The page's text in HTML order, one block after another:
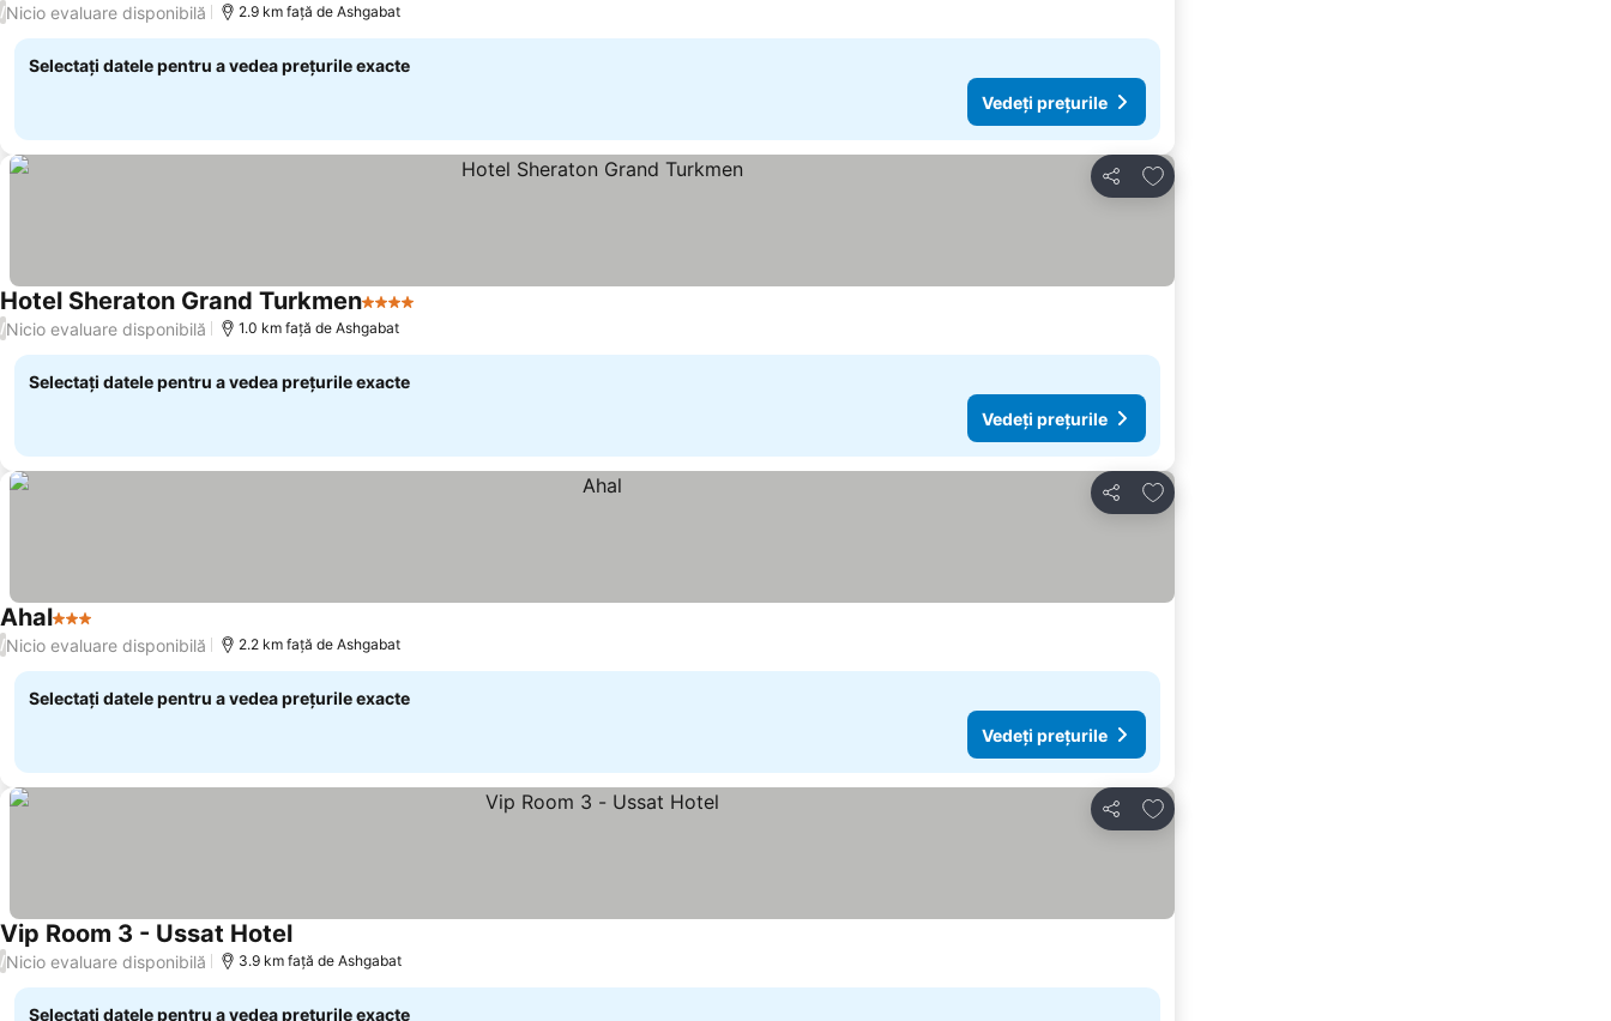
/Nicio evaluare disponibilă 2.9 km faţă de Ashgabat
Selectați datele pentru a vedea prețurile exacte
Vedeți prețurile
Distribuiți
Adăugaţi la favorite
Hotel Sheraton Grand Turkmen4 Stele
/Nicio evaluare disponibilă 1.0 km faţă de Ashgabat
Selectați datele pentru a vedea prețurile exacte
Vedeți prețurile
Distribuiți
Adăugaţi la favorite
Ahal3 Stele
/Nicio evaluare disponibilă 2.2 km faţă de Ashgabat
Selectați datele pentru a vedea prețurile exacte
Vedeți prețurile
Distribuiți
Adăugaţi la favorite
Vip Room 3 - Ussat Hotel
/Nicio evaluare disponibilă 3.9 km faţă de Ashgabat
Selectați datele pentru a vedea prețurile exacte